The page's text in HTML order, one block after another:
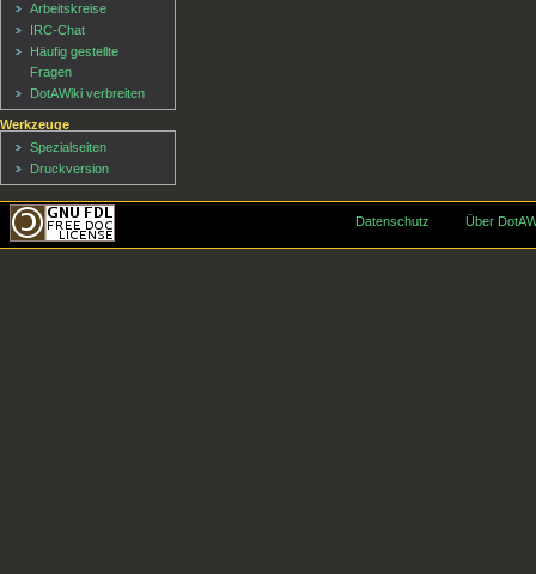
Arbeitskreise
IRC-Chat
Häufig gestellte
Fragen
DotAWiki verbreiten
Werkzeuge
Spezialseiten
Druckversion
Datenschutz Über